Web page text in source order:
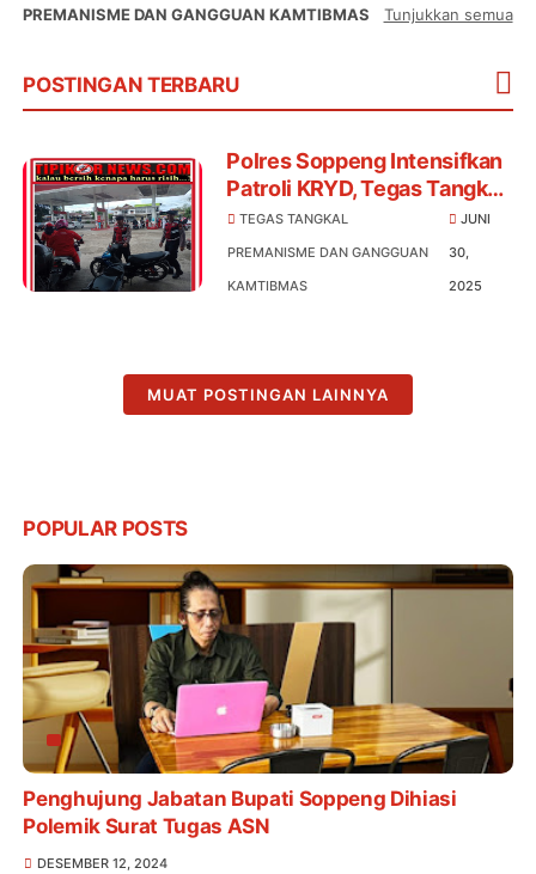
PREMANISME DAN GANGGUAN KAMTIBMAS
Tunjukkan semua
POSTINGAN TERBARU
Polres Soppeng Intensifkan
Patroli KRYD, Tegas Tangkal
Premanisme dan Gangguan
Kamtibmas
TEGAS TANGKAL
PREMANISME DAN GANGGUAN
KAMTIBMAS
JUNI
30,
2025
MUAT POSTINGAN LAINNYA
POPULAR POSTS
Penghujung Jabatan Bupati Soppeng Dihiasi
Polemik Surat Tugas ASN
DESEMBER 12, 2024